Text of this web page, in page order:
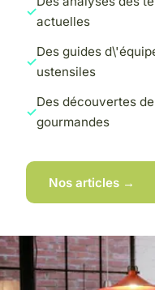
actuelles
Des guides
ustensiles
Des découvertes
gourmandes
Nos articles →